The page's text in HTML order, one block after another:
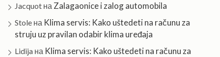
Jacquot на Zalagaonice i zalog automobila
Stole на Klima servis: Kako uštedeti na računu za
struju uz pravilan odabir klima uređaja
Lidija на Klima servis: Kako uštedeti na računu za